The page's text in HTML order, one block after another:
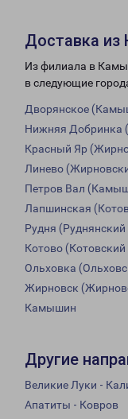
Доставка
Из филиала в
в следующие
Дворянское
Нижняя Добринка
Красный Яр
Линево
Петров Вал
Лапшинская
Рудня (Руднянский
Котово (Котовский
Ольховка
Жирновск
Камышин
Другие
Великие Луки -
Апатиты - Ковров